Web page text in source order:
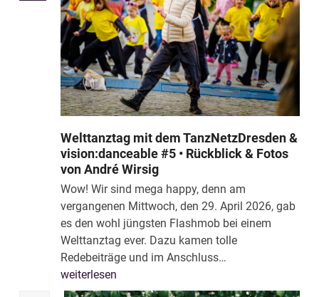
Welttanztag mit dem TanzNetzDresden &
vision:danceable #5 • Rückblick & Fotos
von André Wirsig
Wow! Wir sind mega happy, denn am
vergangenen Mittwoch, den 29. April 2026, gab
es den wohl jüngsten Flashmob bei einem
Welttanztag ever. Dazu kamen tolle
Redebeiträge und im Anschluss…
weiterlesen